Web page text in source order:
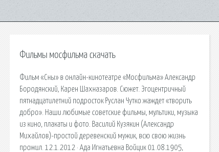
Фильмы мосфильма скачать
Фильм «Сны» в онлайн-кинотеатре «Мосфильма» Александр
Бородянский, Карен Шахназаров. Сюжет. Эгоцентричный
пятнадцатилетний подросток Руслан Чутко жаждет «творить
добро». Наши любимые советские фильмы, мультики, музыка
из кино, плакаты и фото. Василий Кузякин (Александр
Михайлов)-простой деревенский мужик, всю свою жизнь
прожил. 12.1.2012 · Ада Игнатьевна Войцик 01.08.1905,